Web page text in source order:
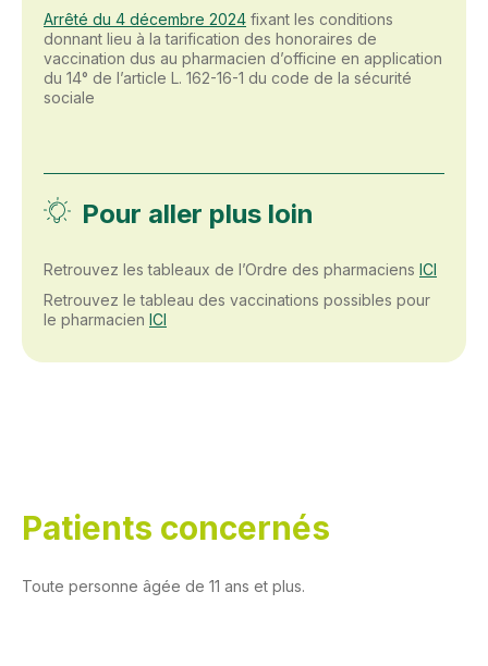
Arrêté du 4 décembre 2024 fixant les conditions
donnant lieu à la tarification des honoraires de
vaccination dus au pharmacien d’officine en application
du 14° de l’article L. 162-16-1 du code de la sécurité
sociale
Pour aller plus loin
Retrouvez les tableaux de l’Ordre des pharmaciens ICI
Retrouvez le tableau des vaccinations possibles pour
le pharmacien ICI
Patients concernés
Toute personne âgée de 11 ans et plus.